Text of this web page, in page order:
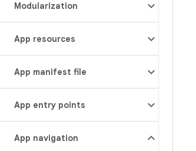
Modularization
App resources
App manifest file
App entry points
App navigation